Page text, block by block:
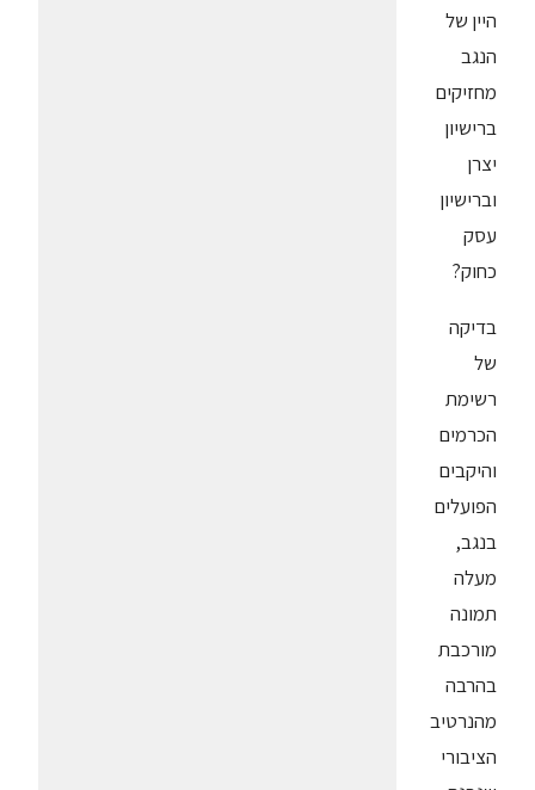
היין של
הנגב
מחזיקים
ברישיון
יצרן
וברישיון
עסק
כחוק?
בדיקה
של
רשימת
הכרמים
והיקבים
הפועלים
בנגב,
מעלה
תמונה
מורכבת
בהרבה
מהנרטיב
הציבורי